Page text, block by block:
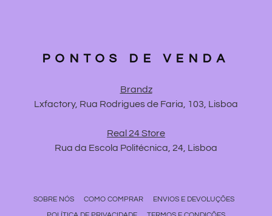
PONTOS DE VENDA
Brandz
Lxfactory, Rua Rodrigues de Faria, 103, Lisboa
Real 24 Store
Rua da Escola Politécnica, 24, Lisboa
SOBRE NÓS COMO COMPRAR
ENVIOS E DEVOLUÇÕES